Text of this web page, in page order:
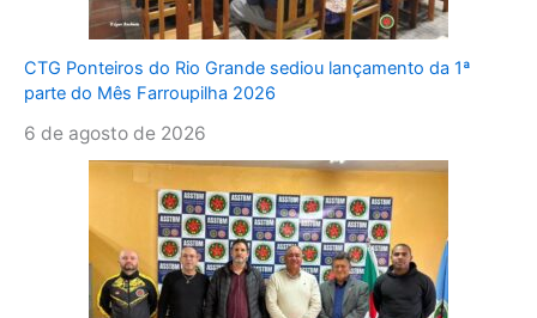
CTG Ponteiros do Rio Grande sediou lançamento da 1ª
parte do Mês Farroupilha 2026
6 de agosto de 2026